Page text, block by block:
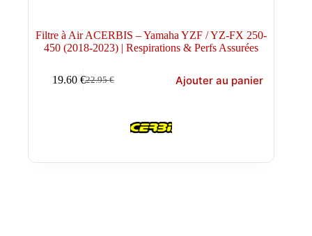
Filtre à Air ACERBIS – Yamaha YZF / YZ-FX 250-
450 (2018-2023) | Respirations & Perfs Assurées
22.95€
Le
19.60 €Le
Ajouter au panier